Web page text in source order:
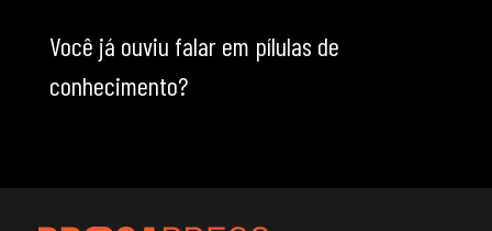
Você já ouviu falar em pílulas de
conhecimento?